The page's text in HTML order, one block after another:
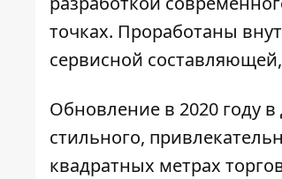
точках. Проработаны
сервисной
Обновление в 2020 году
стильного,
квадратных метрах